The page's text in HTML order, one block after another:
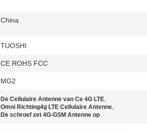
China
TUOSHI
CE ROHS FCC
MG2
De Cellulaire Antenne van Ce 4G LTE,
Omni Richting4g LTE Cellulaire Antenne,
De schroef zet 4G-GSM Antenne op